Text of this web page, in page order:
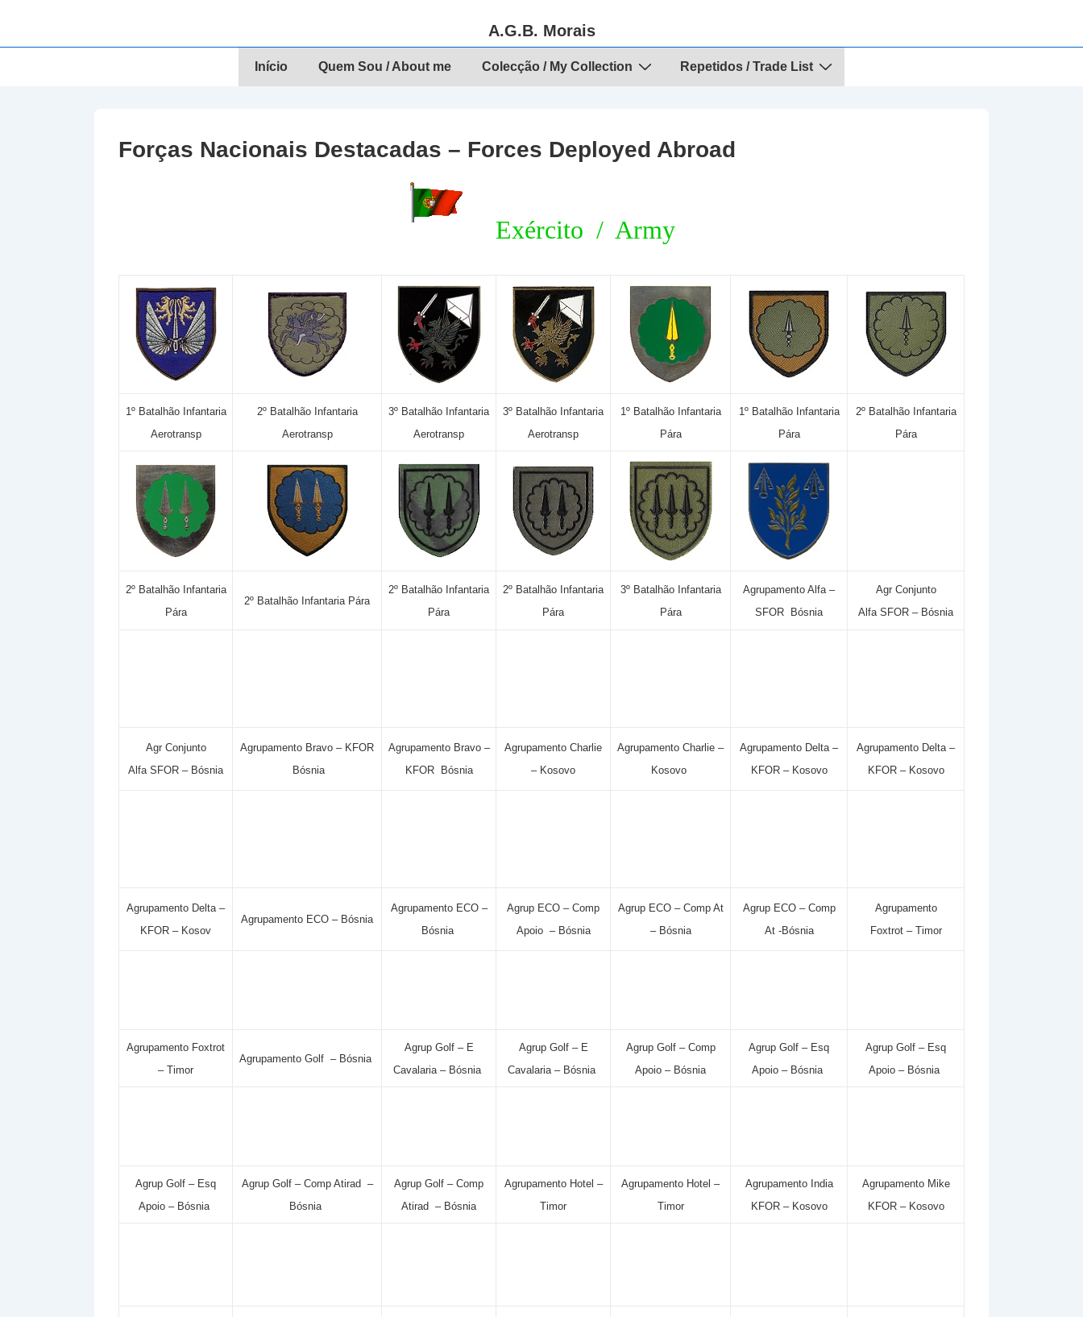
A.G.B. Morais
Navegação
Início Quem Sou / About me Colecção / My Collection Repetidos / Trade List
Forças Nacionais Destacadas – Forces Deployed Abroad
Exército / Army
1º Batalhão Infantaria
Aerotransp
2º Batalhão Infantaria
Aerotransp
3º Batalhão Infantaria
Aerotransp
3º Batalhão Infantaria
Aerotransp
1º Batalhão Infantaria
Pára
1º Batalhão Infantaria
Pára
2º Batalhão Infantaria
Pára
2º Batalhão Infantaria
Pára
2º Batalhão Infantaria Pára
2º Batalhão Infantaria
Pára
2º Batalhão Infantaria
Pára
3º Batalhão Infantaria
Pára
Agrupamento Alfa –
SFOR Bósnia
Agr Conjunto
Alfa SFOR – Bósnia
Agr Conjunto
Alfa SFOR – Bósnia
Agrupamento Bravo – KFOR
Bósnia
Agrupamento Bravo –
KFOR Bósnia
Agrupamento Charlie
– Kosovo
Agrupamento Charlie –
Kosovo
Agrupamento Delta –
KFOR – Kosovo
Agrupamento Delta –
KFOR – Kosovo
Agrupamento Delta –
KFOR – Kosov
Agrupamento ECO – Bósnia
Agrupamento ECO –
Bósnia
Agrup ECO – Comp
Apoio – Bósnia
Agrup ECO – Comp At
– Bósnia
Agrup ECO – Comp
At -Bósnia
Agrupamento
Foxtrot – Timor
Agrupamento Foxtrot
– Timor
Agrupamento Golf – Bósnia
Agrup Golf – E
Cavalaria – Bósnia
Agrup Golf – E
Cavalaria – Bósnia
Agrup Golf – Comp
Apoio – Bósnia
Agrup Golf – Esq
Apoio – Bósnia
Agrup Golf – Esq
Apoio – Bósnia
Agrup Golf – Esq
Apoio – Bósnia
Agrup Golf – Comp Atirad –
Bósnia
Agrup Golf – Comp
Atirad – Bósnia
Agrupamento Hotel –
Timor
Agrupamento Hotel –
Timor
Agrupamento India
KFOR – Kosovo
Agrupamento Mike
KFOR – Kosovo